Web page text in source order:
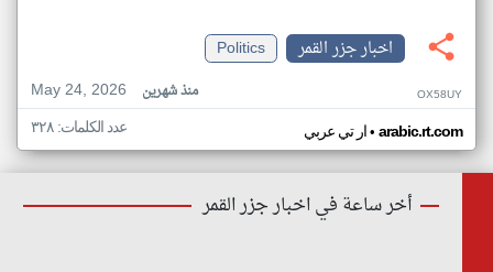
اخبار جزر القمر
Politics
May 24, 2026
منذ شهرين OX58UY
ار تي عربي• arabic.rt.com عدد الكلمات: ٣٢٨
أخر ساعة في اخبار جزر القمر